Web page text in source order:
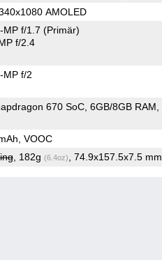
AMOLED
MP f/1.7 (Primär)
f/2.4
MP f/2
670 SoC 6GB/8GB RAM
VOOC
, 182g (6.4oz) , 74.9x157.5x7.5 mm